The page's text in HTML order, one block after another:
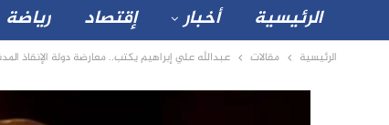
الرئيسية أخبار إقتصاد رياضة
الرئيسية مقالات عبدالله علي إبراهيم يكتب.. معارضة دولة الإنقاذ